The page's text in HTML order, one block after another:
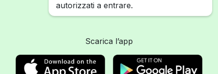
autorizzati a entrare.
Scarica l’app